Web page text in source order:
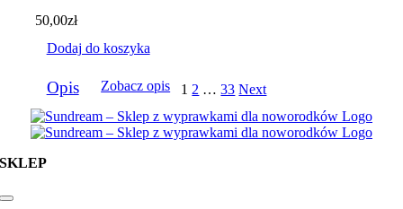
50,00zł
Dodaj do koszyka
Opis Zobacz opis 1 2 … 33 Next
SKLEP
Toggle